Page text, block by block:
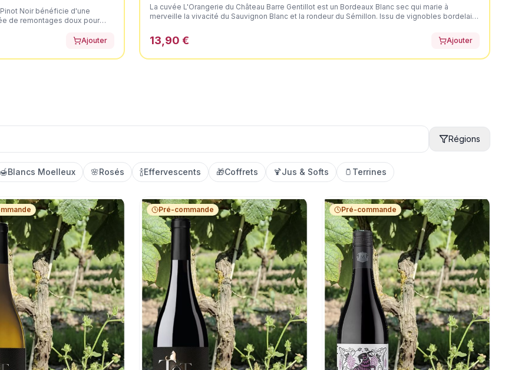
Noir bénéficie d'une
de remontages doux pour
très net, axé sur les fruits
portée par la fraîcheur
Ajouter
La cuvée L'Orangerie du Château Barre Gentillot est un Bordeaux Blanc sec qui marie à
merveille la vivacité du Sauvignon Blanc et la rondeur du Sémillon. Issu de vignobles bordelais
brillants. Au nez, il offre un bouquet expressif mêlant des arômes de fleurs blanches,
d'agrumes frais (pamplemousse, citron) et de légères notes de buis. En bouche, l'attaque est
13,90 € Ajouter
Régions
🍯Blancs Moelleux 🌸Rosés 🍾Effervescents 🎁Coffrets 🍹Jus & Softs 🫙 Terrines
Pré-commande Pré-commande